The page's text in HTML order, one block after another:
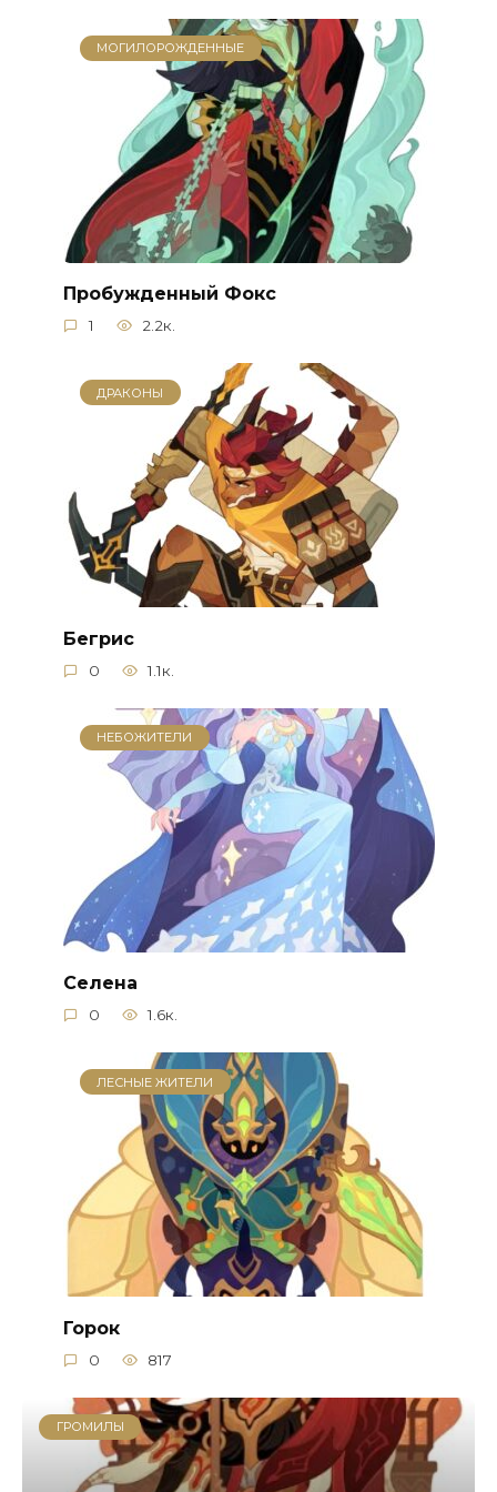
МОГИЛОРОЖДЕННЫЕ
Пробужденный Фокс
1 2.2к.
ДРАКОНЫ
Бегрис
0 1.1к.
НЕБОЖИТЕЛИ
Селена
0 1.6к.
ЛЕСНЫЕ ЖИТЕЛИ
Горок
0 817
ГРОМИЛЫ